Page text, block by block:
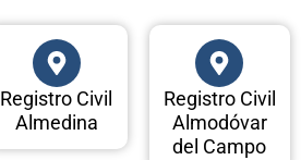
Registro Civil
Almedina
Registro Civil
Almodóvar
del Campo